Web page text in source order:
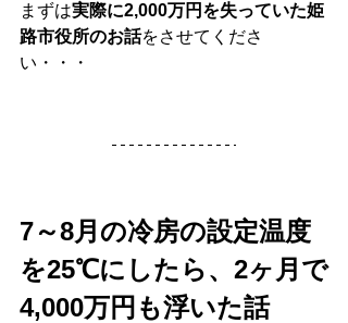
まずは実際に2,000万円を失っていた姫
路市役所のお話をさせてくださ
い・・・
7～8月の冷房の設定温度
を25℃にしたら、2ヶ月で
4,000万円も浮いた話